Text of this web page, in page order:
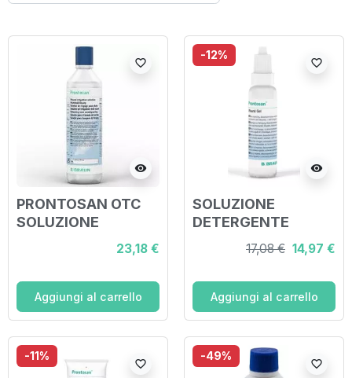
visibility
favorite_border
PRONTOSAN OTC
SOLUZIONE
DETERGENTE PER
LESIONI CRONICHE
23,18 €
Aggiungi al carrello
-12%
visibility
favorite_border
SOLUZIONE
DETERGENTE
IDRATANTE IN GEL
PER LESIONI
17,08 € 14,97 €
Aggiungi al carrello
-11%
favorite_border
-49%
favorite_border